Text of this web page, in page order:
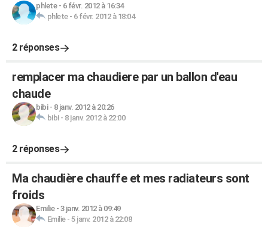
phlete- 6 févr. 2012 à 16:34
phlete- 6 févr. 2012 à 18:04
2 réponses
remplacer ma chaudiere par un ballon d'eau
chaude
bibi- 8 janv. 2012 à 20:26
bibi- 8 janv. 2012 à 22:00
2 réponses
Ma chaudière chauffe et mes radiateurs sont
froids
Emilie- 3 janv. 2012 à 09:49
Emilie- 5 janv. 2012 à 22:08